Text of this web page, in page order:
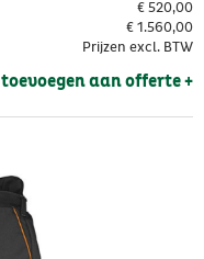
€ 520,00
€ 1.560,00
Prijzen excl. BTW
toevoegen aan offerte +